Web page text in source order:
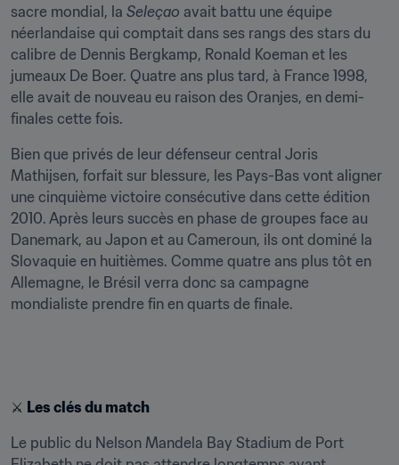
sacre mondial, la Seleçao avait battu une équipe
néerlandaise qui comptait dans ses rangs des stars du
calibre de Dennis Bergkamp, Ronald Koeman et les
jumeaux De Boer. Quatre ans plus tard, à France 1998,
elle avait de nouveau eu raison des Oranjes, en demi-
finales cette fois.
Bien que privés de leur défenseur central Joris
Mathijsen, forfait sur blessure, les Pays-Bas vont aligner
une cinquième victoire consécutive dans cette édition
2010. Après leurs succès en phase de groupes face au
Danemark, au Japon et au Cameroun, ils ont dominé la
Slovaquie en huitièmes. Comme quatre ans plus tôt en
Allemagne, le Brésil verra donc sa campagne
mondialiste prendre fin en quarts de finale.
⚔️ Les clés du match
Le public du Nelson Mandela Bay Stadium de Port